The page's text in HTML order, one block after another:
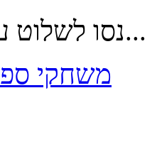
נסו לשלוט על אופנוע ים...
משחקי